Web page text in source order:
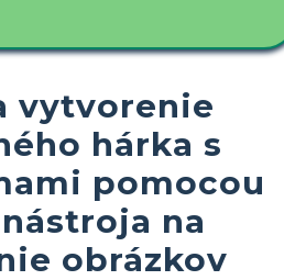
vytvorenie
hárka s
pomocou
na
obrázkov